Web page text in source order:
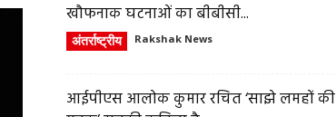
खौफनाक घटनाओं का बीबीसी...
अंतर्राष्ट्रीय Rakshak News
आईपीएस आलोक कुमार रचित ‘साझे लमहों की